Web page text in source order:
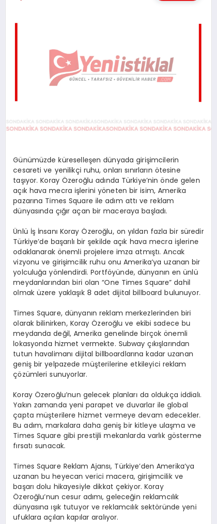
Günümüzde küreselleşen dünyada girişimcilerin
cesareti ve yenilikçi ruhu, onları sınırların ötesine
taşıyor. Koray Özeroğlu adında Türkiye’nin önde gelen
açık hava mecra işlerini yöneten bir isim, Amerika
pazarına Times Square ile adım attı ve reklam
dünyasında çığır açan bir maceraya başladı.
Ünlü İş İnsanı Koray Özeroğlu, on yıldan fazla bir süredir
Türkiye’de başarılı bir şekilde açık hava mecra işlerine
odaklanarak önemli projelere imza atmıştı. Ancak
vizyonu ve girişimcilik ruhu onu Amerika’ya uzanan bir
yolculuğa yönlendirdi. Portföyünde, dünyanın en ünlü
meydanlarından biri olan “One Times Square” dahil
olmak üzere yaklaşık 8 adet dijital billboard bulunuyor.
Times Square, dünyanın reklam merkezlerinden biri
olarak bilinirken, Koray Özeroğlu ve ekibi sadece bu
meydanda değil, Amerika genelinde birçok önemli
lokasyonda hizmet vermekte. Subway çıkışlarından
tutun havalimanı dijital billboardlarına kadar uzanan
geniş bir yelpazede müşterilerine etkileyici reklam
çözümleri sunuyorlar.
Koray Özeroğlu’nun gelecek planları da oldukça iddialı.
Yakın zamanda yeni parapet ve duvarlar ile global
çapta müşterilere hizmet vermeye devam edecekler.
Bu adım, markalara daha geniş bir kitleye ulaşma ve
Times Square gibi prestijli mekanlarda varlık gösterme
fırsatı sunacak.
Times Square Reklam Ajansı, Türkiye’den Amerika’ya
uzanan bu heyecan verici macera, girişimcilik ve
başarı dolu hikayesiyle dikkat çekiyor. Koray
Özeroğlu’nun cesur adımı, geleceğin reklamcılık
dünyasına ışık tutuyor ve reklamcılık sektöründe yeni
ufuklara açılan kapılar aralıyor.